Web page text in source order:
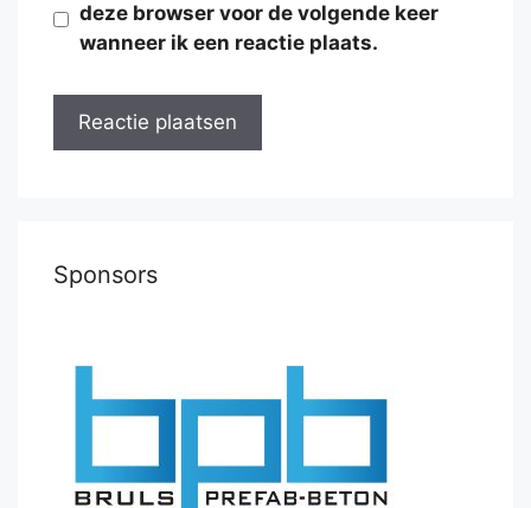
deze browser voor de volgende keer
wanneer ik een reactie plaats.
Sponsors